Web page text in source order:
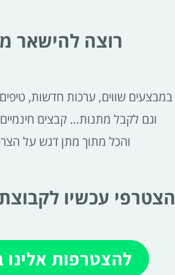
רוצה להישאר
במבצעים שווים, ערכות חדשות,
וגם לקבל מתנות… קבצים
והכל מתוך מתן דגש על
הצטרפי עכשיו
להצטרפות אלינו